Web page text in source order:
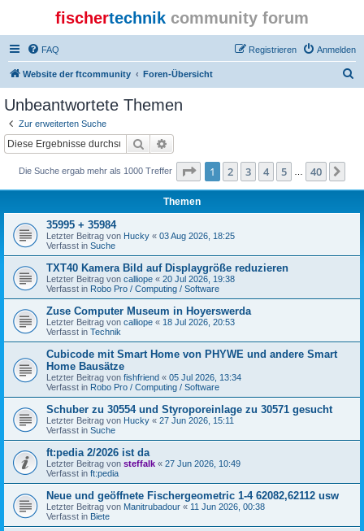
fischertechnik community forum
FAQ Anmelden
Registrieren
Website der ftcommunity Foren-Übersicht
Unbeantwortete Themen
Zur erweiterten Suche
Suche
Die Suche ergab mehr als 1000 Treffer Seite 1von 40
1 2 3 4 5 40
Themen
35995 + 35984
Letzter Beitrag von Hucky « 03 Aug 2026, 18:25
Verfasst in Suche
TXT40 Kamera Bild auf Displaygröße reduzieren
Letzter Beitrag von calliope « 20 Jul 2026, 19:38
Verfasst in Robo Pro / Computing / Software
Zuse Computer Museum in Hoyerswerda
Letzter Beitrag von calliope « 18 Jul 2026, 20:53
Verfasst in Technik
Cubicode mit Smart Home von PHYWE und andere Smart
Home Bausätze
Letzter Beitrag von fishfriend « 05 Jul 2026, 13:34
Verfasst in Robo Pro / Computing / Software
Schuber zu 30554 und Styroporeinlage zu 30571 gesucht
Letzter Beitrag von Hucky « 27 Jun 2026, 15:11
Verfasst in Suche
ft:pedia 2/2026 ist da
Letzter Beitrag von steffalk « 27 Jun 2026, 10:49
Verfasst in ft:pedia
Neue und geöffnete Fischergeometric 1-4 62082,62112 usw
Letzter Beitrag von Manitrubadour « 11 Jun 2026, 00:38
Verfasst in Biete